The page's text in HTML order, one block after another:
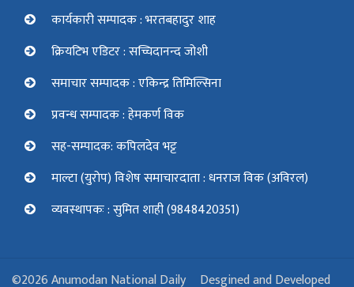
कार्यकारी सम्पादक : भरतबहादुर शाह
क्रियटिभ एडिटर : सच्चिदानन्द जोशी
समाचार सम्पादक : एकिन्द्र तिमिल्सिना
प्रवन्ध सम्पादक : हेमकर्ण विक
सह-सम्पादक: कपिलदेव भट्ट
माल्टा (युरोप) विशेष समाचारदाता : धनराज विक (अविरल)
व्यवस्थापकः : सुमित शाही (9848420351)
©2026 Anumodan National Daily Desgined and Developed